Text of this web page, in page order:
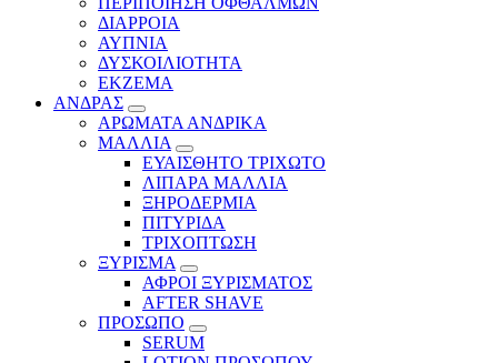
ΔΙΑΡΡΟΙΑ
ΑΥΠΝΙΑ
ΔΥΣΚΟΙΛΙΟΤΗΤΑ
ΕΚΖΕΜΑ
ΑΝΔΡΑΣ
ΑΡΩΜΑΤΑ ΑΝΔΡΙΚΑ
ΜΑΛΛΙΑ
ΕΥΑΙΣΘΗΤΟ ΤΡΙΧΩΤΟ
ΛΙΠΑΡΑ ΜΑΛΛΙΑ
ΞΗΡΟΔΕΡΜΙΑ
ΠΙΤΥΡΙΔΑ
ΤΡΙΧΟΠΤΩΣΗ
ΞΥΡΙΣΜΑ
ΑΦΡΟΙ ΞΥΡΙΣΜΑΤΟΣ
AFTER SHAVE
ΠΡΟΣΩΠΟ
SERUM